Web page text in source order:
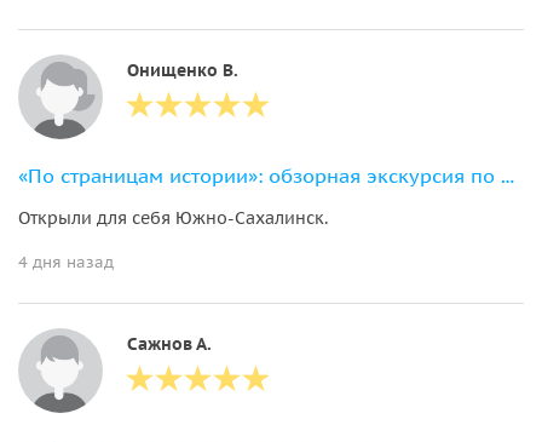
Онищенко В.
«По страницам истории»: обзорная экскурсия по Южно-Сахалинску
Открыли для себя Южно-Сахалинск.
4 дня назад
Сажнов А.